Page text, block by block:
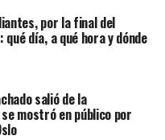
por la final del
qué día, a qué hora y dónde
salió de la
mostró en público por